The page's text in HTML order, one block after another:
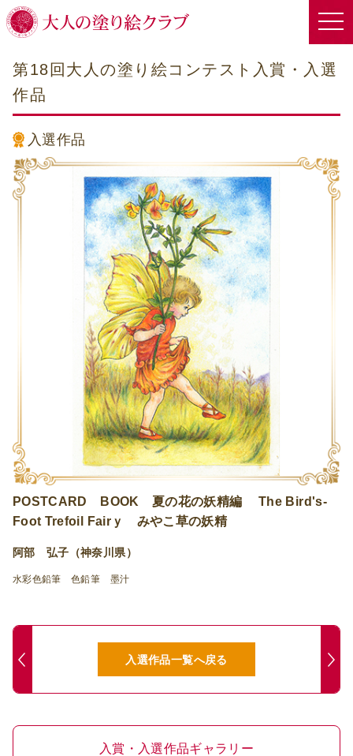
第18回大人の塗り絵コンテスト入賞・入選
作品
入選作品
POSTCARD BOOK 夏の花の妖精編 The Bird's-
Foot Trefoil Fairｙ みやこ草の妖精
阿部 弘子（神奈川県）
水彩色鉛筆 色鉛筆 墨汁
入選作品一覧へ戻る
入賞・入選作品ギャラリー